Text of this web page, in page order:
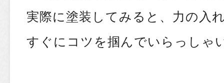
実際に塗装してみると、力の入
すぐにコツを掴んでいらっしゃ